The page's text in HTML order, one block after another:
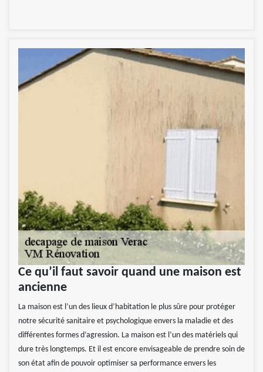
Ce qu’il faut savoir quand une maison est
ancienne
La maison est l’un des lieux d’habitation le plus sûre pour protéger
notre sécurité sanitaire et psychologique envers la maladie et des
différentes formes d’agression. La maison est l’un des matériels qui
dure très longtemps. Et il est encore envisageable de prendre soin de
son état afin de pouvoir optimiser sa performance envers les